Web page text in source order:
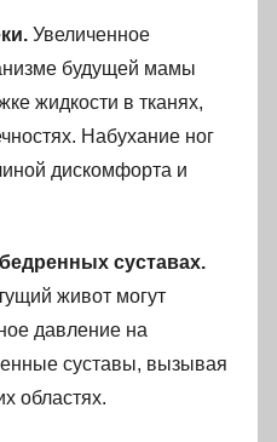
Увеличенное
будущей мамы
жидкости в тканях,
Набухание ног
дискомфорта и
суставах.
живот могут
давление на
суставы, вызывая
областях.